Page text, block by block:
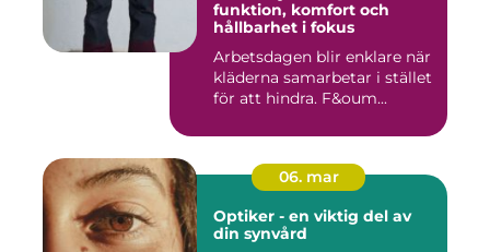
funktion, komfort och
hållbarhet i fokus
Arbetsdagen blir enklare när
kläderna samarbetar i stället
för att hindra. F&oum...
06. mar
Optiker - en viktig del av
din synvård